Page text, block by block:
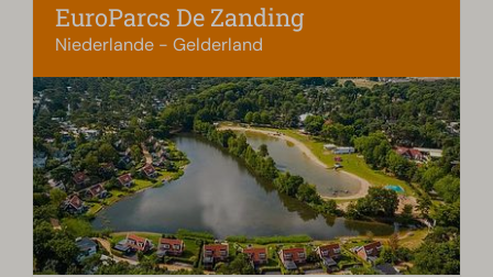
EuroParcs De Zanding
Niederlande - Gelderland